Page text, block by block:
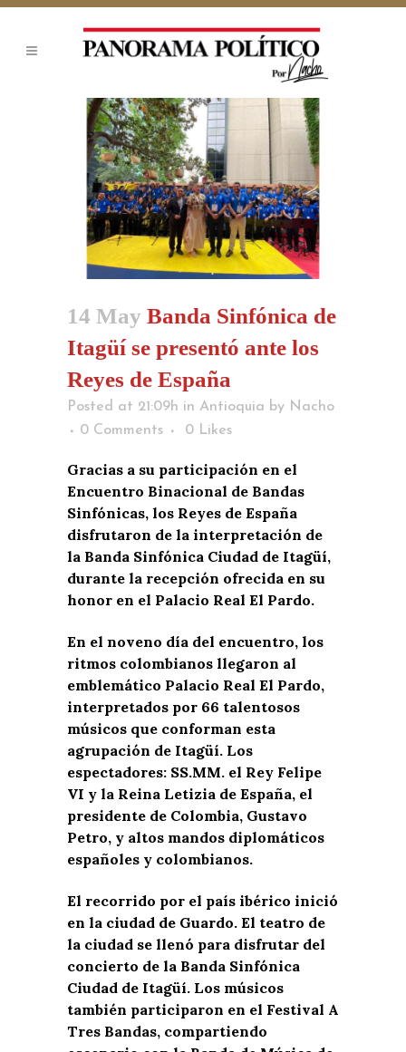
14 May Banda Sinfónica de
Itagüí se presentó ante los
Reyes de España
Posted at 21:09h in Antioquia by Nacho
0 Comments
0 Likes
Gracias a su participación en el
Encuentro Binacional de Bandas
Sinfónicas, los Reyes de España
disfrutaron de la interpretación de
la Banda Sinfónica Ciudad de Itagüí,
durante la recepción ofrecida en su
honor en el Palacio Real El Pardo.
En el noveno día del encuentro, los
ritmos colombianos llegaron al
emblemático Palacio Real El Pardo,
interpretados por 66 talentosos
músicos que conforman esta
agrupación de Itagüí. Los
espectadores: SS.MM. el Rey Felipe
VI y la Reina Letizia de España, el
presidente de Colombia, Gustavo
Petro, y altos mandos diplomáticos
españoles y colombianos.
El recorrido por el país ibérico inició
en la ciudad de Guardo. El teatro de
la ciudad se llenó para disfrutar del
concierto de la Banda Sinfónica
Ciudad de Itagüí. Los músicos
también participaron en el Festival A
Tres Bandas, compartiendo